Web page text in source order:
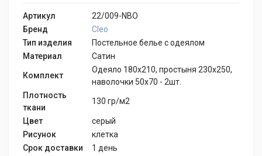
Артикул
22/009-NBO
Бренд
Cleo
Тип изделия
Постельное белье с одеялом
Материал
Сатин
Комплект
Одеяло 180х210, простыня 230х250,
наволочки 50х70 - 2шт.
Плотность
ткани
130 гр/м2
Цвет
серый
Рисунок
клетка
Срок доставки
1 день